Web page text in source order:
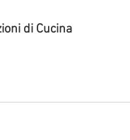
di Cucina